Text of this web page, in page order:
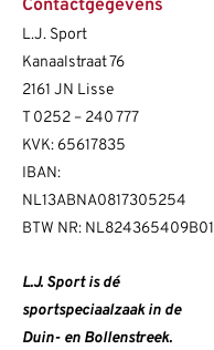
Contactgegevens
L.J. Sport
Kanaalstraat 76
2161 JN Lisse
T 0252 – 240 777
KVK: 65617835
IBAN:
NL13ABNA0817305254
BTW NR: NL824365409B01
L.J. Sport is dé
sportspeciaalzaak in de
Duin- en Bollenstreek.